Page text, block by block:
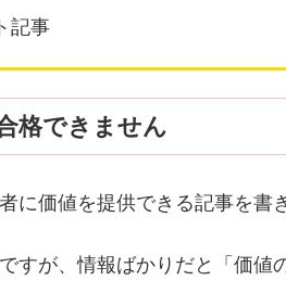
記事
格できません
に価値を提供できる記事を書
すが、情報ばかりだと「価値